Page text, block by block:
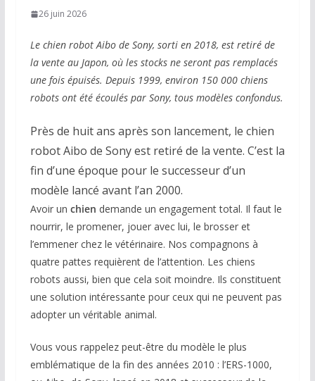
26 juin 2026
Le chien robot Aibo de Sony, sorti en 2018, est retiré de
la vente au Japon, où les stocks ne seront pas remplacés
une fois épuisés. Depuis 1999, environ 150 000 chiens
robots ont été écoulés par Sony, tous modèles confondus.
Près de huit ans après son lancement, le chien
robot Aibo de Sony est retiré de la vente. C’est la
fin d’une époque pour le successeur d’un
modèle lancé avant l’an 2000.
Avoir un chien demande un engagement total. Il faut le
nourrir, le promener, jouer avec lui, le brosser et
l’emmener chez le vétérinaire. Nos compagnons à
quatre pattes requièrent de l’attention. Les chiens
robots aussi, bien que cela soit moindre. Ils constituent
une solution intéressante pour ceux qui ne peuvent pas
adopter un véritable animal.
Vous vous rappelez peut-être du modèle le plus
emblématique de la fin des années 2010 : l’ERS-1000,